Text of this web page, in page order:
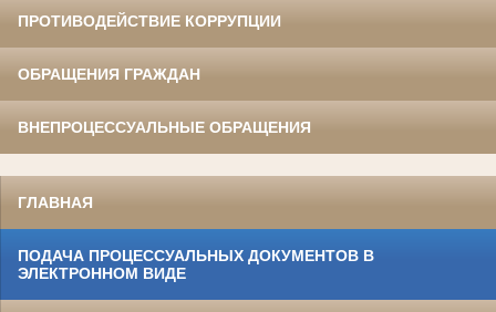
ПРОТИВОДЕЙСТВИЕ КОРРУПЦИИ
ОБРАЩЕНИЯ ГРАЖДАН
ВНЕПРОЦЕССУАЛЬНЫЕ ОБРАЩЕНИЯ
ГЛАВНАЯ
ПОДАЧА ПРОЦЕССУАЛЬНЫХ ДОКУМЕНТОВ В
ЭЛЕКТРОННОМ ВИДЕ